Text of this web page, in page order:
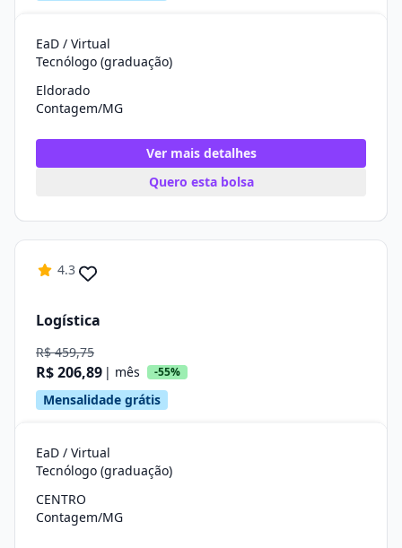
EaD / Virtual
Tecnólogo (graduação)
Eldorado
Contagem/MG
Ver mais detalhes
Quero esta bolsa
4.3
Logística
R$ 459,75
R$ 206,89 | mês -55%
Mensalidade grátis
EaD / Virtual
Tecnólogo (graduação)
CENTRO
Contagem/MG